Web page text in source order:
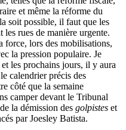
et même la réforme du
soit possible, il faut que les
les rues de manière urgente.
force, lors des mobilisations,
la pression populaire. Je
les prochains jours, il y aura
calendrier précis des
côté que la semaine
camper devant le Tribunal
la démission des golpistes et
par Joesley Batista.